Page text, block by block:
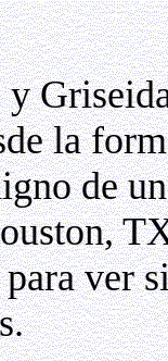
la
de
ver